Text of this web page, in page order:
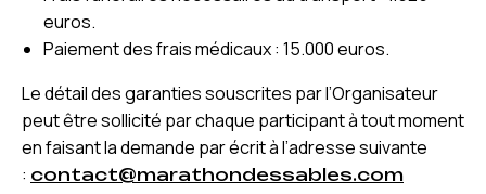
euros.
Paiement des frais médicaux : 15.000 euros.
Le détail des garanties souscrites par l’Organisateur
peut être sollicité par chaque participant à tout moment
en faisant la demande par écrit à l’adresse suivante
: contact@marathondessables.com